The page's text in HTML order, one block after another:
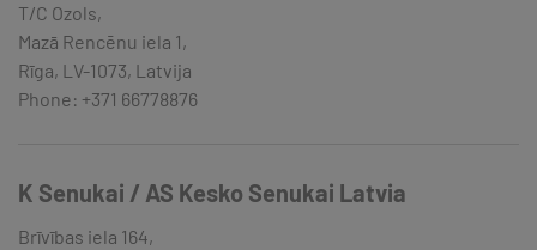
T/C Ozols,
Mazā Rencēnu iela 1,
Rīga, LV-1073, Latvija
Phone: +371 66778876
K Senukai / AS Kesko Senukai Latvia
Brīvības iela 164,